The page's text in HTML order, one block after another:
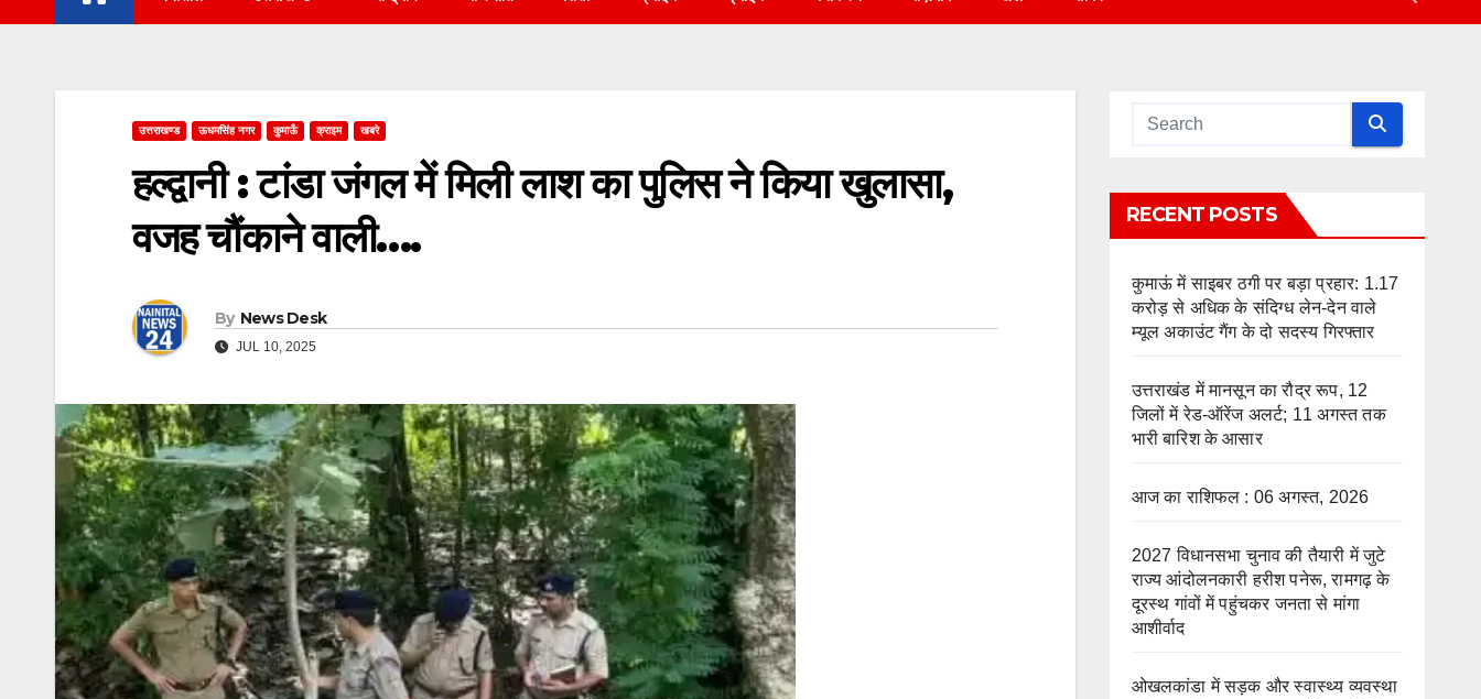
उत्तराखण्ड ऊधमसिंह नगर कुमाऊँ क्राइम खबरे
हल्द्वानी : टांडा जंगल में मिली लाश का पुलिस ने किया खुलासा,
वजह चौंकाने वाली….
By News Desk
JUL 10, 2025
RECENT POSTS
कुमाऊं में साइबर ठगी पर बड़ा प्रहार: 1.17
करोड़ से अधिक के संदिग्ध लेन-देन वाले
म्यूल अकाउंट गैंग के दो सदस्य गिरफ्तार
उत्तराखंड में मानसून का रौद्र रूप, 12
जिलों में रेड-ऑरेंज अलर्ट; 11 अगस्त तक
भारी बारिश के आसार
आज का राशिफल : 06 अगस्त, 2026
2027 विधानसभा चुनाव की तैयारी में जुटे
राज्य आंदोलनकारी हरीश पनेरू, रामगढ़ के
दूरस्थ गांवों में पहुंचकर जनता से मांगा
आशीर्वाद
ओखलकांडा में सड़क और स्वास्थ्य व्यवस्था